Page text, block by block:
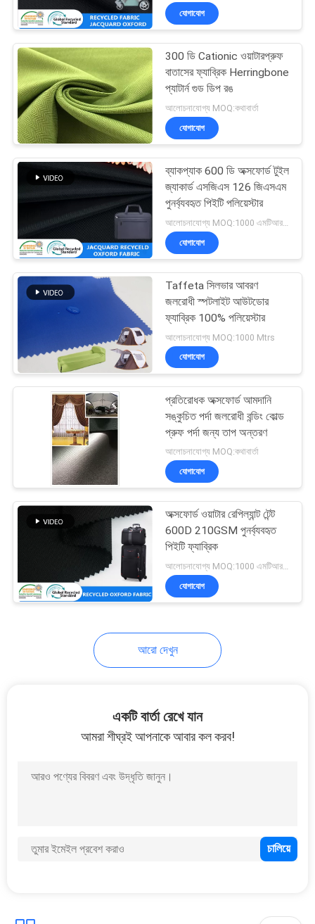
PRIVACY
POLICY
যোগাযোগ
300 ডি Cationic ওয়াটারপ্রুফ
বাতাসের ফ্যাব্রিক Herringbone
প্যাটার্ন গুড ডিপ রঙ
আলোচনাযোগ্য MOQ:কথাবার্তা
যোগাযোগ
ব্যাকপ্যাক 600 ডি অক্সফোর্ড টুইল
জ্যাকার্ড এসজিএস 126 জিএসএম
পুনর্ব্যবহৃত পিইটি পলিয়েস্টার
যোগাযোগ
Taffeta সিলভার আবরণ
জলরোধী স্পটলাইট আউটডোর
ফ্যাব্রিক 100% পলিয়েস্টার
আলোচনাযোগ্য MOQ:1000 Mtrs
যোগাযোগ
প্রতিরোধক অক্সফোর্ড আমদানি
সঙ্কুচিত পর্দা জলরোধী বন্ডিং কোল্ড
প্রুফ পর্দা জন্য তাপ অন্তরণ
আলোচনাযোগ্য MOQ:কথাবার্তা
যোগাযোগ
অক্সফোর্ড ওয়াটার রেপিল্যান্ট টেন্ট
600D 210GSM পুনর্ব্যবহৃত
পিইটি ফ্যাব্রিক
আলোচনাযোগ্য MOQ:1000 এমটিআরএস
যোগাযোগ
আরো দেখুন
একটি বার্তা রেখে যান
আমরা শীঘ্রই আপনাকে আবার কল করব!